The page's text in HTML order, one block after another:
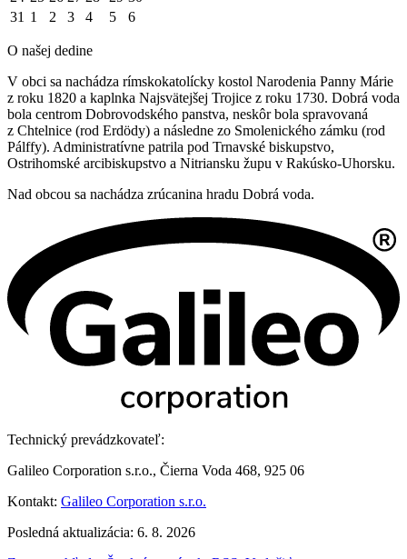
31 1 2 3 4 5 6
O našej dedine
V obci sa nachádza rímskokatolícky kostol Narodenia Panny Márie
z roku 1820 a kaplnka Najsvätejšej Trojice z roku 1730. Dobrá voda
bola centrom Dobrovodského panstva, neskôr bola spravovaná
z Chtelnice (rod Erdödy) a následne zo Smolenického zámku (rod
Pálffy). Administratívne patrila pod Trnavské biskupstvo,
Ostrihomské arcibiskupstvo a Nitriansku župu v Rakúsko-Uhorsku.
Nad obcou sa nachádza zrúcanina hradu Dobrá voda.
Technický prevádzkovateľ:
Galileo Corporation s.r.o., Čierna Voda 468, 925 06
Kontakt: Galileo Corporation s.r.o.
Posledná aktualizácia: 6. 8. 2026